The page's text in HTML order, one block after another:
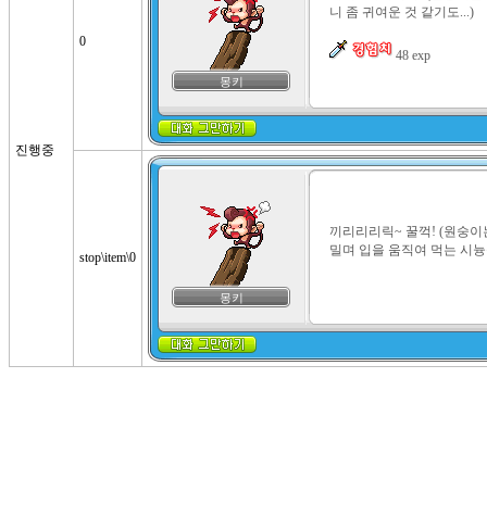
진행중
0
몽키
니 좀 귀여운 것 같기도...)
48 exp
stop\item\0
몽키
끼리리리릭~ 꿀꺽! (원숭
밀며 입을 움직여 먹는 시